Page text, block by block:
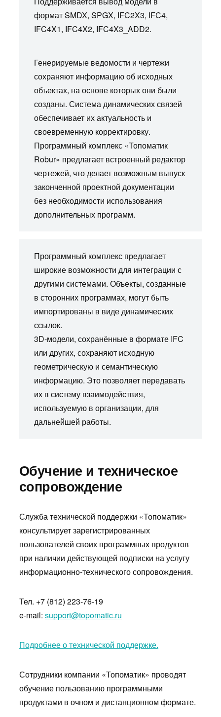
формат SMDX, SPGX, IFC2X3, IFC4,
IFC4X1, IFC4X2, IFC4X3_ADD2.
Генерируемые ведомости и чертежи
сохраняют информацию об исходных
объектах, на основе которых они были
созданы. Система динамических связей
обеспечивает их актуальность и
своевременную корректировку.
Программный комплекс «Топоматик
Robur» предлагает встроенный редактор
чертежей, что делает возможным выпуск
законченной проектной документации
без необходимости использования
дополнительных программ.
Программный комплекс предлагает
широкие возможности для интеграции с
другими системами. Объекты, созданные
в сторонних программах, могут быть
импортированы в виде динамических
ссылок.
3D-модели, сохранённые в формате IFC
или других, сохраняют исходную
геометрическую и семантическую
информацию. Это позволяет передавать
их в систему взаимодействия,
используемую в организации, для
дальнейшей работы.
Обучение и техническое
сопровождение
Служба технической поддержки «Топоматик»
консультирует зарегистрированных
пользователей своих программных продуктов
при наличии действующей подписки на услугу
информационно-технического сопровождения.
Тел. +7 (812) 223-76-19
e-mail: support@topomatic.ru
Подробнее о технической поддержке.
Сотрудники компании «Топоматик» проводят
обучение пользованию программными
продуктами в очном и дистанционном формате.